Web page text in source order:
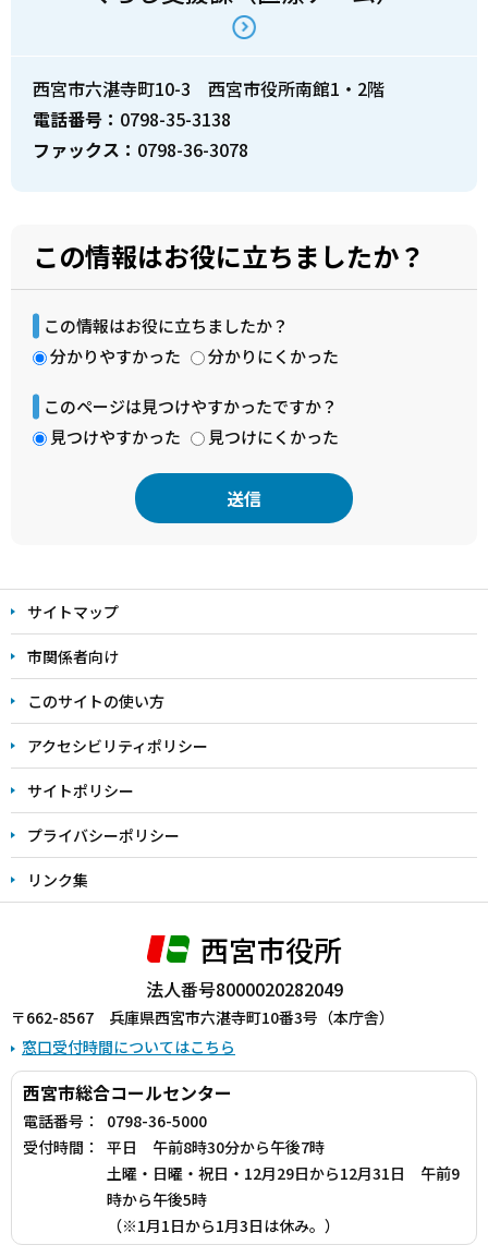
西宮市六湛寺町10-3 西宮市役所南館1・2階
電話番号： 0798-35-3138
ファックス： 0798-36-3078
この情報はお役に立ちましたか？
この情報はお役に立ちましたか？
分かりやすかった
分かりにくかった
このページは見つけやすかったですか？
見つけやすかった
見つけにくかった
文
こ
こ
ま
で
サイトマップ
市関係者向け
このサイトの使い方
アクセシビリティポリシー
サイトポリシー
プライバシーポリシー
リンク集
西宮市役所
法人番号8000020282049
〒662-8567 兵庫県西宮市六湛寺町10番3号（本庁舎）
窓口受付時間についてはこちら
西宮市総合コールセンター
電話番号：
0798-36-5000
受付時間：
平日 午前8時30分から午後7時
土曜・日曜・祝日・12月29日から12月31日 午前9
時から午後5時
（※1月1日から1月3日は休み。）